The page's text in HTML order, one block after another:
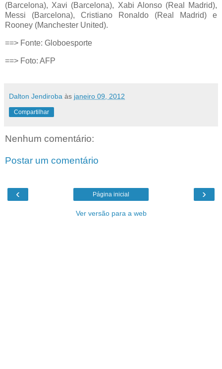
(Barcelona), Xavi (Barcelona), Xabi Alonso (Real Madrid),
Messi (Barcelona), Cristiano Ronaldo (Real Madrid) e
Rooney (Manchester United).
==> Fonte: Globoesporte
==> Foto: AFP
Dalton Jendiroba às janeiro 09, 2012
Compartilhar
Nenhum comentário:
Postar um comentário
‹ ›
Página inicial
Ver versão para a web